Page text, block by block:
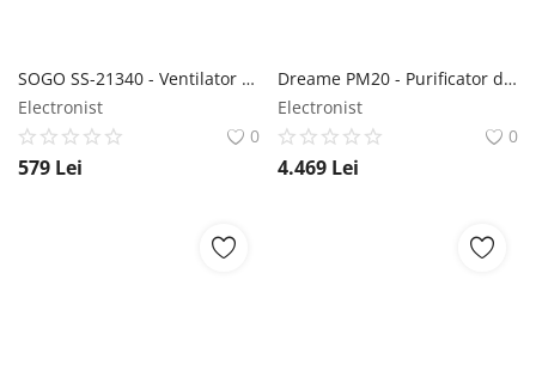
SOGO SS-21340 - Ventilator stand cu oscilație 3D SOGO
Electronist
0
579 Lei
Dreame PM20 - Purificator de aer cu filtru HEPA Dreame
Electronist
0
4.469 Lei